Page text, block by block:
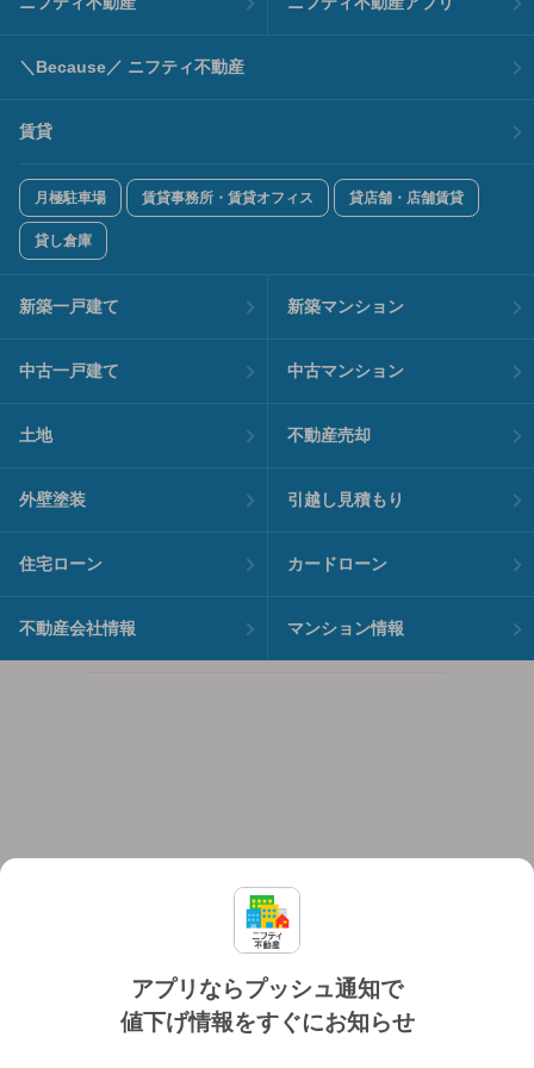
アプリならプッシュ通知で
値下げ情報をすぐにお知らせ
＼Because／ ニフティ不動産
賃貸
月極駐車場 賃貸事務所・賃貸オフィス 貸店舗・店舗賃貸
貸し倉庫
新築一戸建て 新築マンション
中古一戸建て 中古マンション
土地 不動産売却
外壁塗装 引越し見積もり
住宅ローン カードローン
不動産会社情報 マンション情報
個人情報保護ポリシー 利用規約